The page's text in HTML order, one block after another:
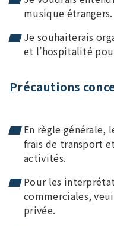
musique étrangers.
Je souhaiterais
et l’hospitalité
Précautions
En règle générale,
frais de transport
activités.
Pour les
commerciales,
privée.